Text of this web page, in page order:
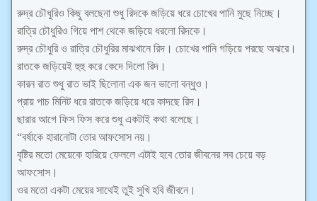
রুদ্র চৌধুরিও কিছু বলছেনা শুধু রিদকে জড়িয়ে ধরে চোখের পানি মুছে নিচ্ছে।
রাত্রি চৌধুরিও গিয়ে পাশ থেকে জড়িয়ে ধরলো রিদকে।
রুদ্র চৌধুরি ও রাত্রি চৌধুরির মাঝখানে রিদ। চোখের পানি গড়িয়ে পরছে অঝরে।
রাতকে জড়িয়েই হুহু করে কেদে দিলো রিদ।
কারন রাত শুধু রাত ভাই ছিলোনা এক জন ভালো বন্ধুও।
প্রায় পাচ মিনিট ধরে রাতকে জড়িয়ে ধরে কাদছে রিদ।
ছারার আগে ফিস ফিস করে শুধু একটাই কথা বলেছে।
“বর্ষাকে হারানোটা তোর আফসোস নয়।
বৃষ্টির মতো মেয়েকে হারিয়ে ফেললে এটাই হবে তোর জীবনের সব চেয়ে বড়
আফসোস।
ওর মতো একটা মেয়ের সাথেই তুই সুখি হবি জীবনে।